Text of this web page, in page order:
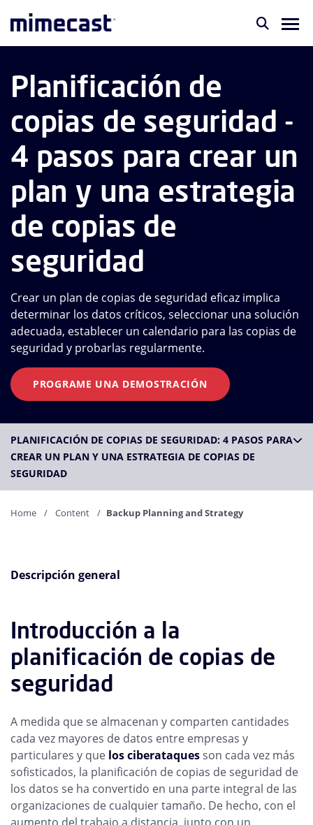
Planificación de
copias de seguridad -
4 pasos para crear un
plan y una estrategia
de copias de
seguridad
Crear un plan de copias de seguridad eficaz implica
determinar los datos críticos, seleccionar una solución
adecuada, establecer un calendario para las copias de
seguridad y probarlas regularmente.
PROGRAME UNA DEMOSTRACIÓN
PLANIFICACIÓN DE COPIAS DE SEGURIDAD: 4 PASOS PARA
CREAR UN PLAN Y UNA ESTRATEGIA DE COPIAS DE
SEGURIDAD
Home Content Backup Planning and Strategy
Descripción general
Introducción a la
planificación de copias de
seguridad
A medida que se almacenan y comparten cantidades
cada vez mayores de datos entre empresas y
particulares y que los ciberataquesson cada vez más
sofisticados, la planificación de copias de seguridad de
los datos se ha convertido en una parte integral de las
organizaciones de cualquier tamaño. De hecho, con el